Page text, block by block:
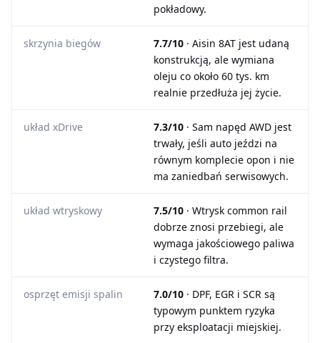
pokładowy.
skrzynia biegów 7.7/10 · Aisin 8AT jest udaną
konstrukcją, ale wymiana
oleju co około 60 tys. km
realnie przedłuża jej życie.
układ xDrive 7.3/10 · Sam napęd AWD jest
trwały, jeśli auto jeździ na
równym komplecie opon i nie
ma zaniedbań serwisowych.
układ wtryskowy 7.5/10 · Wtrysk common rail
dobrze znosi przebiegi, ale
wymaga jakościowego paliwa
i czystego filtra.
osprzęt emisji spalin 7.0/10 · DPF, EGR i SCR są
typowym punktem ryzyka
przy eksploatacji miejskiej.